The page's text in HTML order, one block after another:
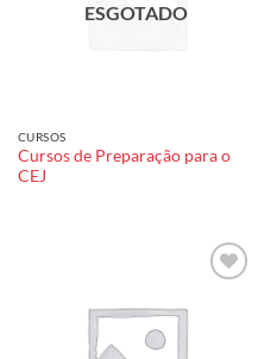
ESGOTADO
CURSOS
Cursos de Preparação para o
CEJ